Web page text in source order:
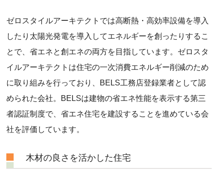
ゼロスタイルアーキテクトでは高断熱・高効率設備を導入
したり太陽光発電を導入してエネルギーを創ったりするこ
とで、省エネと創エネの両方を目指しています。ゼロスタ
イルアーキテクトは住宅の一次消費エネルギー削減のため
に取り組みを行っており、BELS工務店登録業者として認
められた会社。BELSは建物の省エネ性能を表示する第三
者認証制度で、省エネ住宅を建設することを進めている会
社を評価しています。
木材の良さを活かした住宅